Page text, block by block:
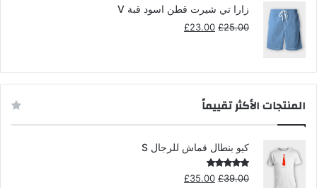
£25.00.
£23.00.
زارا تي شيرت قطن اسود قبة V
£25.00
السعر
£25.00.
£23.00 السعر
£23.00.
المنتجات الأكثر تقييماً
كيو بنطال قماش للرجال S
تم التقييم
من 5
£39.00
السعر £35.00 السعر